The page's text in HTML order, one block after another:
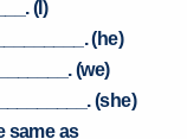
(I)
(he)
(we)
(she)
same as